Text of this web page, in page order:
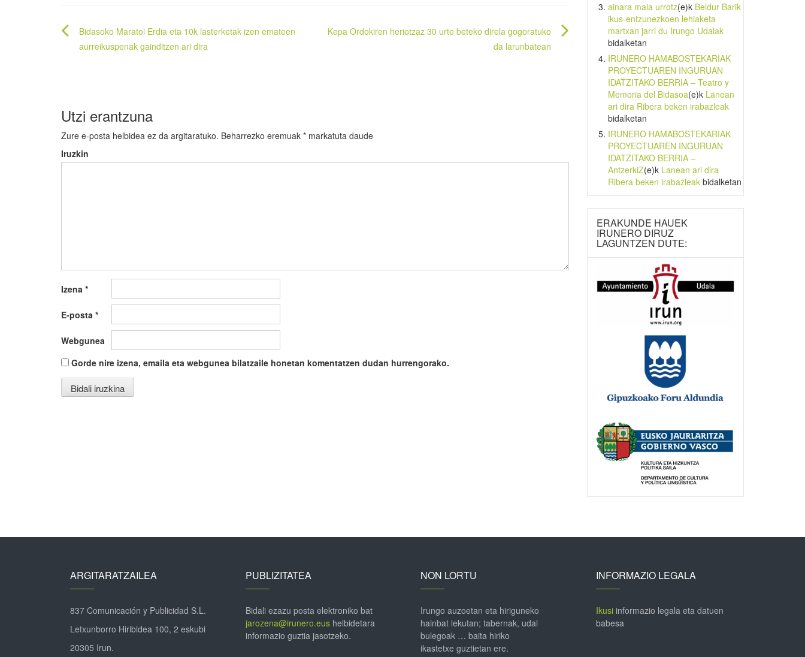
Bidalketetan
zehar
Bidasoko Maratoi Erdia eta 10k lasterketak izen emateen
aurreikuspenak gainditzen ari dira
Kepa Ordokiren heriotzaz 30 urte beteko direla gogoratuko
da larunbatean
Utzi erantzuna
Zure e-posta helbidea ez da argitaratuko. Beharrezko eremuak * markatuta daude
Iruzkin
Izena *
E-posta *
Webgunea
Gorde nire izena, emaila eta webgunea bilatzaile honetan komentatzen dudan hurrengorako.
ainara maia urrotz(e)k Beldur Barik
ikus-entzunezkoen lehiaketa
martxan jarri du Irungo Udalak
bidalketan
IRUNERO HAMABOSTEKARIAK
PROYECTUAREN INGURUAN
IDATZITAKO BERRIA – Teatro y
Memoria del Bidasoa(e)k Lanean
ari dira Ribera beken irabazleak
bidalketan
IRUNERO HAMABOSTEKARIAK
PROYECTUAREN INGURUAN
IDATZITAKO BERRIA –
AntzerkiZ(e)k Lanean ari dira
Ribera beken irabazleakbidalketan
ERAKUNDE HAUEK
IRUNERO DIRUZ
LAGUNTZEN DUTE:
ARGITARATZAILEA
837 Comunicación y Publicidad S.L.
Letxunborro Hiribidea 100, 2 eskubi
20305 Irun.
PUBLIZITATEA
Bidali ezazu posta elektroniko bat
jarozena@irunero.eushelbidetara
informazio guztia jasotzeko.
NON LORTU
Irungo auzoetan eta hiriguneko
hainbat lekutan; tabernak, udal
bulegoak … baita hiriko
ikastetxe guztietan ere.
INFORMAZIO LEGALA
Ikusiinformazio legala eta datuen
babesa